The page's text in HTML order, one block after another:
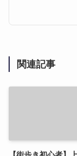
関連記事